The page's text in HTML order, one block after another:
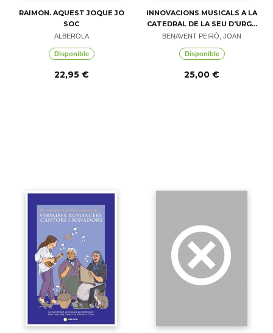
RAIMON. AQUEST JOQUE JO
SOC
ALBEROLA
Disponible
22,95 €
INNOVACIONS MUSICALS A LA
CATEDRAL DE LA SEU D'URG...
BENAVENT PEIRÓ, JOAN
Disponible
25,00 €